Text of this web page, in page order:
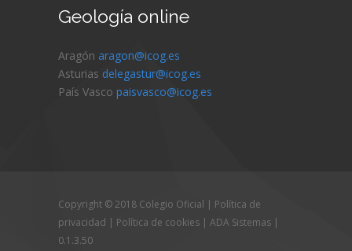
Geología online
Aragón aragon@icog.es
Asturias delegastur@icog.es
País Vasco paisvasco@icog.es
Copyright © 2018 Colegio Oficial | Política de
privacidad | Política de cookies | ADA Sistemas |
0.1.3.50